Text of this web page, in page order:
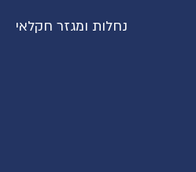
נחלות ומגזר חקלאי